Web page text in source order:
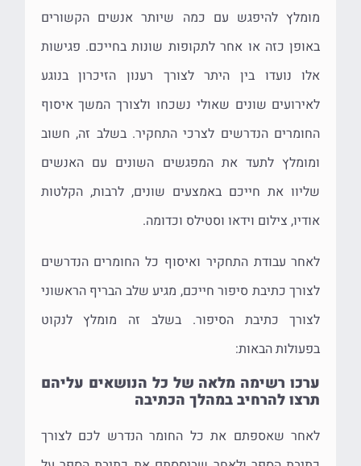
מומלץ להיפגש עם כמה שיותר אנשים הקשורים
באופן כזה או אחר לתקופות שונות בחייכם. פגישות
אלו נועדו בין היתר לצורך רענון הזיכרון בנוגע
לאירועים שונים שאולי נשכחו ולצורך המשך איסוף
החומרים הנדרשים לצרכי התחקיר. בשלב זה, חשוב
ומומלץ לתעד את המפגשים השונים עם האנשים
שליוו את חייכם באמצעים שונים, לרבות, הקלטות
אודיו, צילום וידאו וסטילס וכדומה.
לאחר עבודת התחקיר ואיסוף כל החומרים הנדרשים
לצורך כתיבת סיפור חייכם, מגיע שלב הבריף הראשוני
לצורך כתיבת הסיפור. בשלב זה מומלץ לנקוט
בפעולות הבאות:
ערכו רשימה מלאה של כל הנושאים עליהם
תרצו להרחיב במהלך הכתיבה
לאחר שאספתם את כל החומר הנדרש לכם לצורך